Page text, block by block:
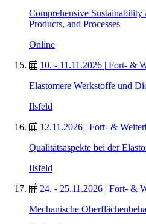
Comprehensive Sustainability
Products, and Processes
Online
10. - 11.11.2026 | Fort- &
Elastomere Werkstoffe und
Ilsfeld
12.11.2026 | Fort- &
Qualitätsaspekte bei der
Ilsfeld
24. - 25.11.2026 | Fort- &
Mechanische